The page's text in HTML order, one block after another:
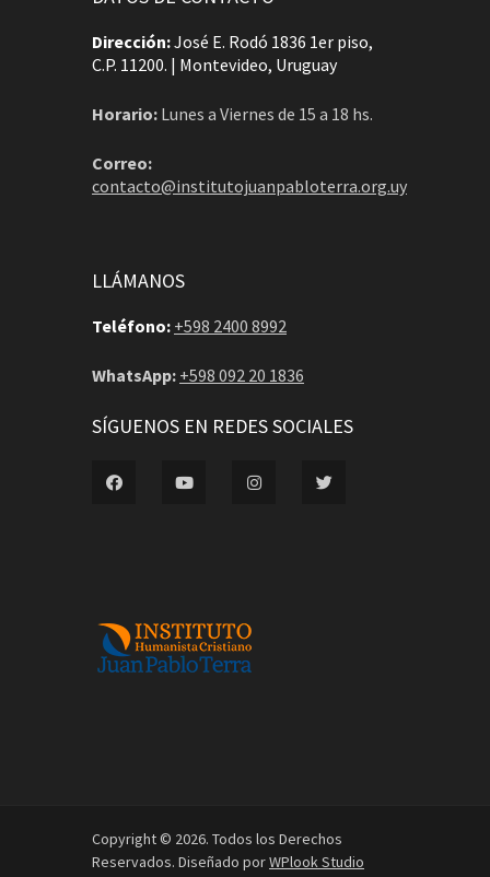
Dirección:José E. Rodó 1836 1er piso,
C.P. 11200. | Montevideo, Uruguay
Horario: Lunes a Viernes de 15 a 18 hs.
Correo:
contacto@institutojuanpabloterra.org.uy
LLÁMANOS
Teléfono: +598 2400 8992
WhatsApp: +598 092 20 1836
SÍGUENOS EN REDES SOCIALES
Copyright © 2026. Todos los Derechos
Reservados. Diseñado porWPlook Studio